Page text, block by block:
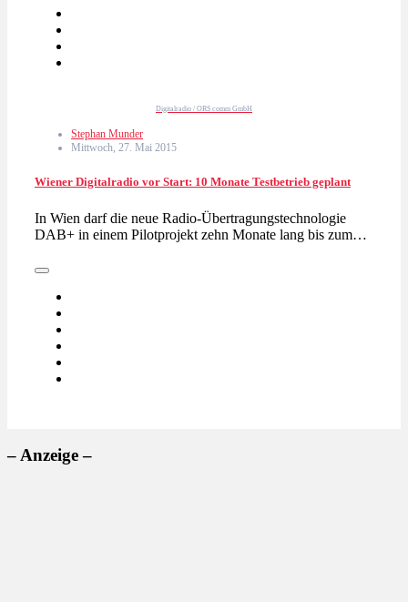
Digitalradio / ORS comm GmbH
Stephan Munder
Mittwoch, 27. Mai 2015
Wiener Digitalradio vor Start: 10 Monate Testbetrieb geplant
In Wien darf die neue Radio-Übertragungstechnologie
DAB+ in einem Pilotprojekt zehn Monate lang bis zum…
– Anzeige –